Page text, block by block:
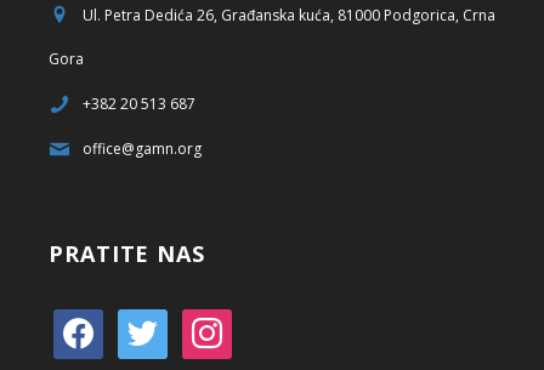
Ul. Petra Dedića 26, Građanska kuća, 81000 Podgorica, Crna
Gora
+382 20 513 687
office@gamn.org
PRATITE NAS